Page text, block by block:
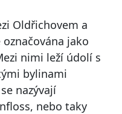
Oldřichovem a
jako
nimi leží údolí s
bylinami
nazývají
nebo taky